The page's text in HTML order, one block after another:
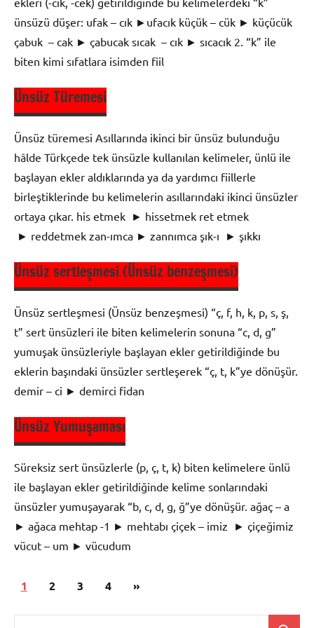
ünsüzü düşer: ufak – cık ►ufacık küçük – cük ► küçücük
çabuk – cak ► çabucak sıcak – cık ► sıcacık 2. “k” ile
biten kimi sıfatlara isimden fiil
9. Sınıf
Dil ve
Ses Bilgisi
Ses
Özellikleri
Ünsüz Türemesi
Ünsüz türemesi Asıllarında ikinci bir ünsüz bulunduğu
hâlde Türkçede tek ünsüzle kullanılan kelimeler, ünlü ile
başlayan ekler aldıklarında ya da yardımcı fiillerle
birleştiklerinde bu kelimelerin asıllarındaki ikinci ünsüzler
ortaya çıkar. his etmek ► hissetmek ret etmek
► reddetmek zan-ımca ► zannımca şık-ı ► şıkkı
9. Sınıf
Dil ve
Ses Bilgisi
Ses
Özellikleri
Ünsüz sertleşmesi (Ünsüz benzeşmesi)
Ünsüz sertleşmesi (Ünsüz benzeşmesi) “ç, f, h, k, p, s, ş,
t” sert ünsüzleri ile biten kelimelerin sonuna “c, d, g”
yumuşak ünsüzleriyle başlayan ekler getirildiğinde bu
eklerin başındaki ünsüzler sertleşerek “ç, t, k”ye dönüşür.
demir – ci ► demirci fidan
9. Sınıf
Dil ve
Ses Bilgisi
Ses
Ünsüz Yumuşaması
Süreksiz sert ünsüzlerle (p, ç, t, k) biten kelimelere ünlü
ile başlayan ekler getirildiğinde kelime sonlarındaki
ünsüzler yumuşayarak “b, c, d, g, ğ”ye dönüşür. ağaç – a
► ağaca mehtap -1 ► mehtabı çiçek – imiz ► çiçeğimiz
vücut – um ► vücudum
Dil ve
Yazı
1 2 3 4
Sonraki
»